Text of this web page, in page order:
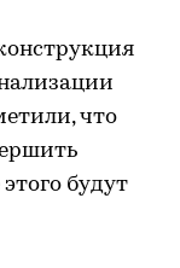
что
будут